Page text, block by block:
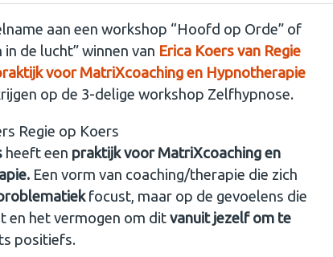
aan een workshop “Hoofd op Orde” of
in de lucht” winnen van Erica Koers van Regie
voor MatriXcoaching en Hypnotherapie
op de 3-delige workshop Zelfhypnose.
heeft een praktijk voor MatriXcoaching en
Een vorm van coaching/therapie die zich
focust, maar op de gevoelens die
en het vermogen om ditvanuit jezelf om te
positiefs.